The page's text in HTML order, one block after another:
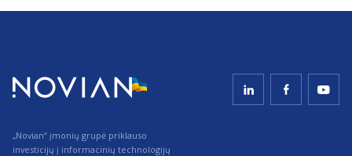
„Novian“ įmonių grupė priklauso
investicijų į informacinių technologijų